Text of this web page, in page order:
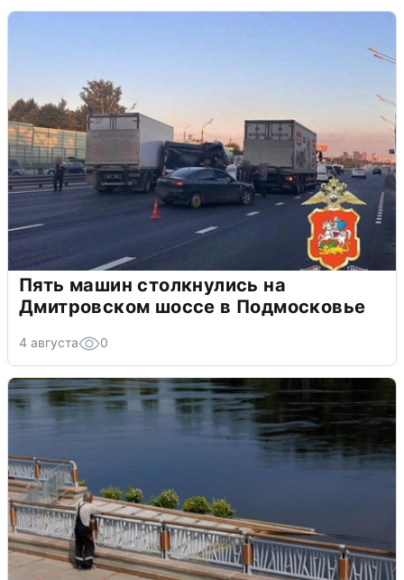
Пять машин столкнулись на
Дмитровском шоссе в Подмосковье
4 августа 0